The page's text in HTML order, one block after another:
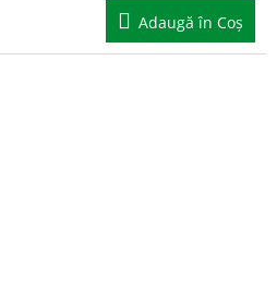
Adaugă în Coş